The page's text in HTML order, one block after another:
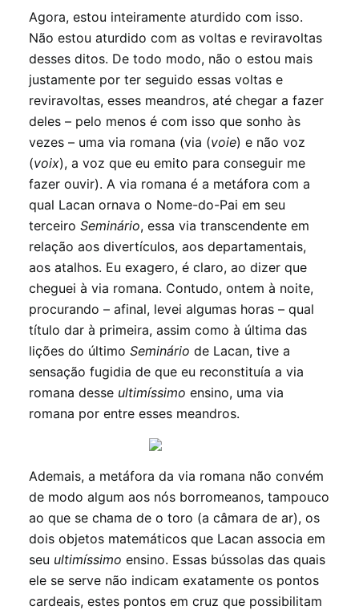
Agora, estou inteiramente aturdido com isso.
Não estou aturdido com as voltas e reviravoltas
desses ditos. De todo modo, não o estou mais
justamente por ter seguido essas voltas e
reviravoltas, esses meandros, até chegar a fazer
deles – pelo menos é com isso que sonho às
vezes – uma via romana (via (voie) e não voz
(voix), a voz que eu emito para conseguir me
fazer ouvir). A via romana é a metáfora com a
qual Lacan ornava o Nome-do-Pai em seu
terceiro Seminário, essa via transcendente em
relação aos divertículos, aos departamentais,
aos atalhos. Eu exagero, é claro, ao dizer que
cheguei à via romana. Contudo, ontem à noite,
procurando – afinal, levei algumas horas – qual
título dar à primeira, assim como à última das
lições do último Seminário de Lacan, tive a
sensação fugidia de que eu reconstituía a via
romana desse ultimíssimo ensino, uma via
romana por entre esses meandros.
Ademais, a metáfora da via romana não convém
de modo algum aos nós borromeanos, tampouco
ao que se chama de o toro (a câmara de ar), os
dois objetos matemáticos que Lacan associa em
seu ultimíssimo ensino. Essas bússolas das quais
ele se serve não indicam exatamente os pontos
cardeais, estes pontos em cruz que possibilitam